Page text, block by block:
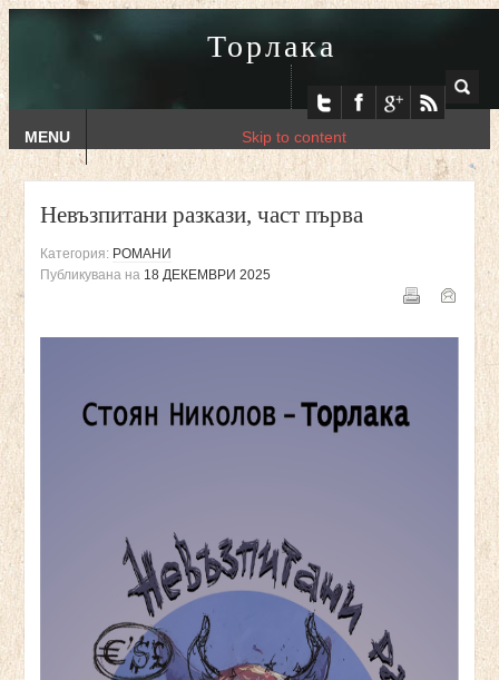
Торлака
MENU Skip to content
Невъзпитани разкази, част първа
Категория: РОМАНИ
Публикувана на 18 ДЕКЕМВРИ 2025